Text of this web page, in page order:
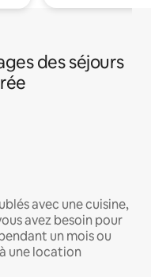
des séjours
avec une cuisine,
avez besoin pour
un mois ou
une location